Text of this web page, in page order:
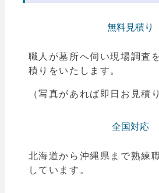
無料見積り
職人が墓所へ伺い現場調査
積りをいたします。
（写真があれば即日お見積
全国対応
北海道から沖縄県まで熟練
しています。